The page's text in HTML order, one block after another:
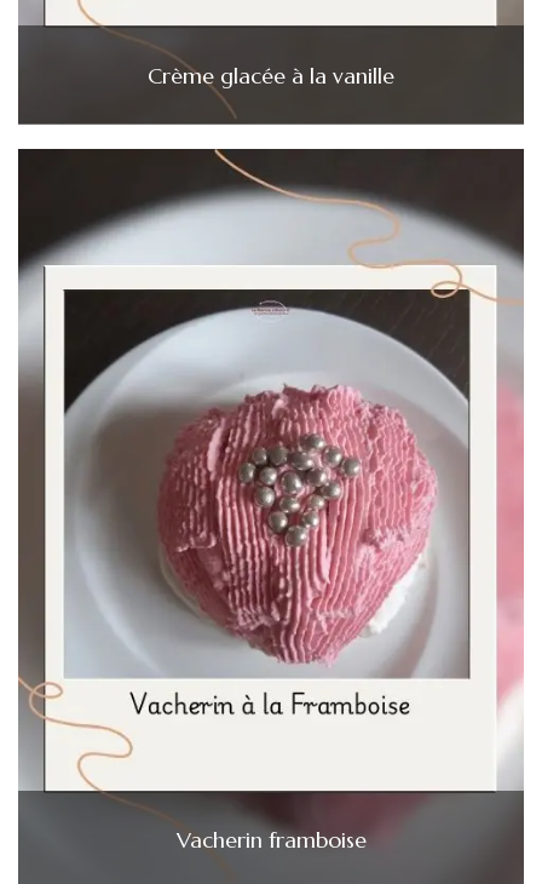
Crème glacée à la vanille
Vacherin framboise